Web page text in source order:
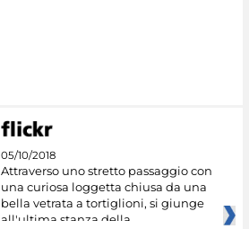
05/10/2018
Attraverso uno stretto passaggio con
una curiosa loggetta chiusa da una
bella vetrata a tortiglioni, si giunge
all'ultima stanza della